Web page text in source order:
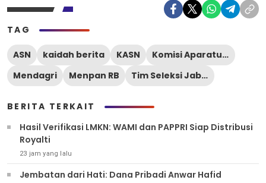
TAG
ASN kaidah berita KASN
Komisi Aparatur Sipil Negara
Mendagri
Menpan RB Tim Seleksi Jabatan Tinggi Pratama
BERITA TERKAIT
Hasil Verifikasi LMKN: WAMI dan PAPPRI Siap Distribusi
Royalti
23 jam yang lalu
Jembatan dari Hati: Dana Pribadi Anwar Hafid